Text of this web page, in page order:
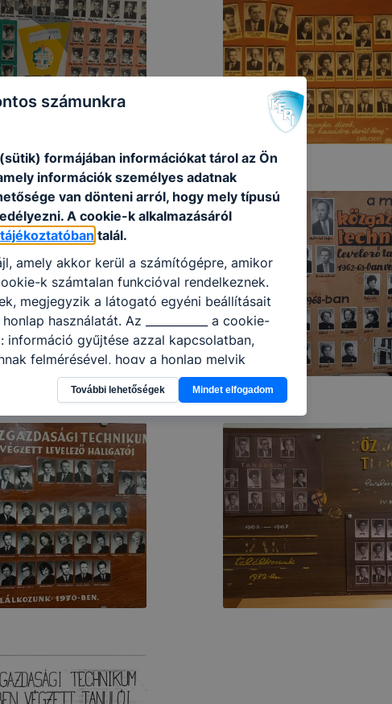
számunkra
formájában információkat tárol az Ön
információk személyes adatnak
van dönteni arról, hogy mely típusú
A cookie-k alkalmazásáról
talál.
amely akkor kerül a számítógépre, amikor
k számtalan funkcióval rendelkeznek.
megjegyzik a látogató egyéni beállításait
használatát. Az ___________ a cookie-
információ gyűjtése azzal kapcsolatban,
felmérésével, hogy a honlap melyik
így megtudhatjuk, hogyan
élményt, ha ismét meglátogatja
ellenőrizheti és hogyan tudja kikapcsolni a
engedélyezi a cookie-k beállításának a
automatikusan elfogadja
Felhívjuk figyelmét, hogy
és folyamatainak
a cookie-k alkalmazásának
előfordulhat, hogy felhasználóink nem
teljes körű használatára, vagy a honlap a
További lehetőségek Mindet elfogadom